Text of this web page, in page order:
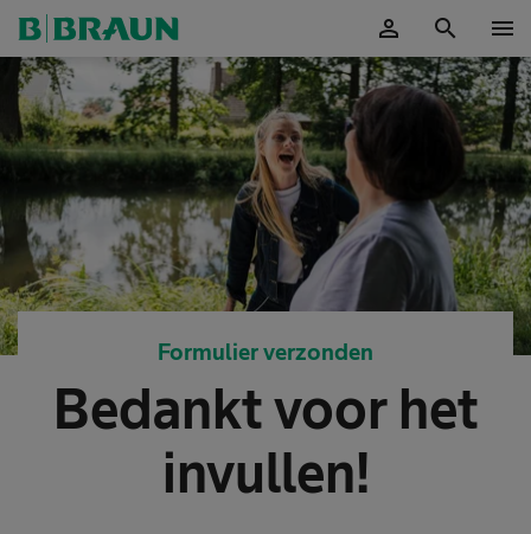
person search menu
Formulier verzonden
Bedankt voor het
invullen!